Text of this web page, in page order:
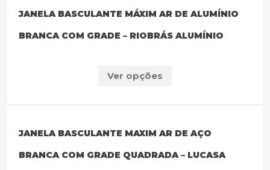
JANELA BASCULANTE MÁXIM AR DE ALUMÍNIO
BRANCA COM GRADE – RIOBRÁS ALUMÍNIO
Ver opções
JANELA BASCULANTE MAXIM AR DE AÇO
BRANCA COM GRADE QUADRADA – LUCASA